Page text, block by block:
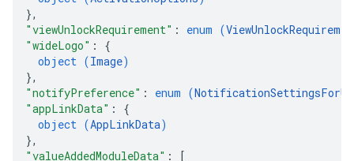
},
"viewUnlockRequirement" : enum (
"wideLogo" : {
object (Image)
},
"notifyPreference" : enum (
"appLinkData" : {
object (AppLinkData)
},
"valueAddedModuleData" :
[